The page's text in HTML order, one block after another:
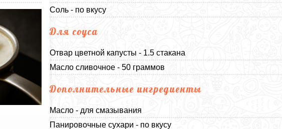
Соль - по вкусу
Для соуса
Отвар цветной капусты - 1.5 стакана
Масло сливочное - 50 граммов
Дополнительные ингредиенты
Масло - для смазывания
Панировочные сухари - по вкусу